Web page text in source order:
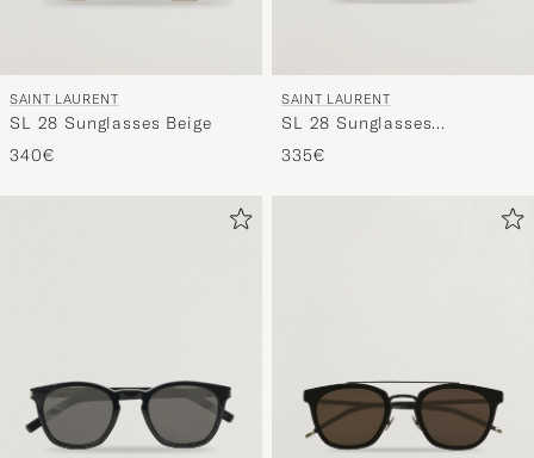
selectie.
SAINT LAURENT
SL 28 Sunglasses Beige
340€
SAINT LAURENT
SL 28 Sunglasses
Beige/Silver
335€